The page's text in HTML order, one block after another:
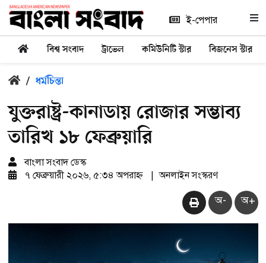
ই-পেপার
বিশ্ব সংবাদ ট্রাভেল কমিউনিটি স্টার বিজনেস স্টার
/ ধর্মচিন্তা
যুক্তরাষ্ট্র-কানাডায় রোজার সম্ভাব্য
তারিখ ১৮ ফেব্রুয়ারি
বাংলা সংবাদ ডেস্ক
৭ ফেব্রুয়ারী ২০২৬, ৫:৩৪ অপরাহ্ন
অনলাইন সংস্করণ
অ- অ+